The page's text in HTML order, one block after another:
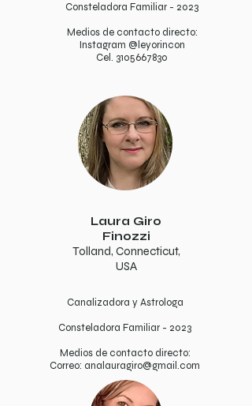
Consteladora Familiar - 2023
Medios de contacto directo:
Instagram @leyorincon
Cel. 3105667830
Laura Giro
Finozzi
Tolland, Connecticut,
USA
Canalizadora y Astrologa
Consteladora Familiar - 2023
Medios de contacto directo:
Correo: analauragiro@gmail.com